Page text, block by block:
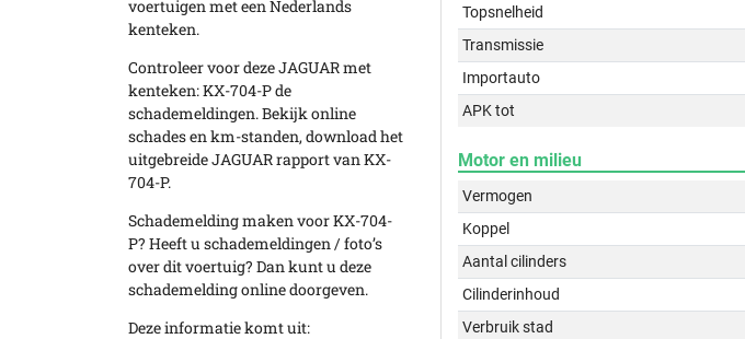
voertuigen met een Nederlands
kenteken.
Controleer voor deze JAGUAR met
kenteken: KX-704-P de
schademeldingen. Bekijk online
schades en km-standen, download het
uitgebreide JAGUAR rapport van KX-
704-P.
Schademelding maken voor KX-704-
P? Heeft u schademeldingen / foto’s
over dit voertuig? Dan kunt u deze
schademelding online doorgeven.
Deze informatie komt uit:
Topsnelheid
Transmissie
Importauto
APK tot
Motor en milieu
Vermogen
Koppel
Aantal cilinders
Cilinderinhoud
Verbruik stad